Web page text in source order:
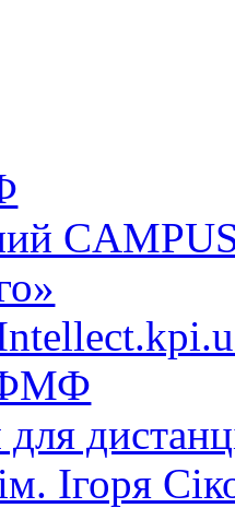
ФМФ
Ігоря